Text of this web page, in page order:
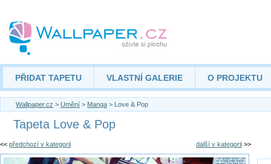
PŘIDAT TAPETU VLASTNÍ GALERIE O PROJEKTU
Wallpaper.cz > Umění > Manga > Love & Pop
Tapeta Love & Pop
<< předchozí v kategorii další v kategorii >>